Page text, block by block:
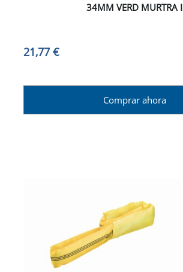
34MM VERD MURTRA I
21,77 €
Comprar ahora